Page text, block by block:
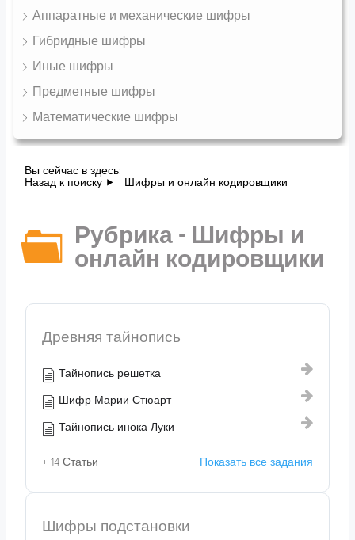
Аппаратные и механические шифры
Гибридные шифры
Иные шифры
Предметные шифры
Математические шифры
Вы сейчас в здесь:
Назад к поиску
Шифры и онлайн кодировщики
Рубрика - Шифры и
онлайн кодировщики
Древняя тайнопись
Тайнопись решетка
Шифр Марии Стюарт
Тайнопись инока Луки
+ 14 Статьи Показать все задания
Шифры подстановки